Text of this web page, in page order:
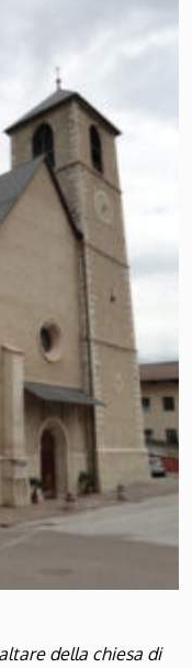
della chiesa di